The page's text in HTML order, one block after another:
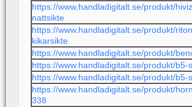
https://www.handladigitalt.se/produkt/
nattsikte
https://www.handladigitalt.se/produkt/
kikarsikte
https://www.handladigitalt.se/produkt/
https://www.handladigitalt.se/produkt/
https://www.handladigitalt.se/produkt/
https://www.handladigitalt.se/produkt/
338